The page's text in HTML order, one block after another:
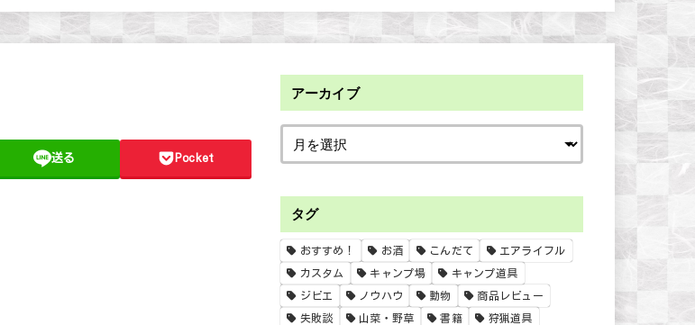
送る Pocket
アーカイブ
タグ
おすすめ！ お酒 こんだて エアライフル
カスタム キャンプ場 キャンプ道具
ジビエ ノウハウ 動物 商品レビュー
失敗談 山菜・野草 書籍 狩猟道具